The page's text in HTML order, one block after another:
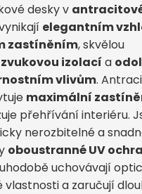
desky v
elegantním
zastíněním, skvělou
izolací a
vlivům.
maximální
přehřívání interiéru.
nerozbitelné a
oboustranné UV
uchovávají
vlastnosti a zaručují